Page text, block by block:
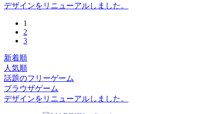
デザインをリニューアルしました。
1
2
3
新着順
人気順
話題のフリーゲーム
ブラウザゲーム
デザインをリニューアルしました。